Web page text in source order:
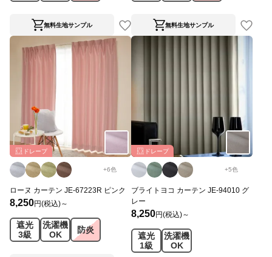
無料生地サンプル 無料生地サンプル
ドレープ
+6色
ローヌ カーテン JE-67223R ピンク
8,250円(税込)～
遮光
3級
洗濯機
OK
防炎
ドレープ
+5色
ブライトヨコ カーテン JE-94010 グ
レー
8,250円(税込)～
遮光
1級
洗濯機
OK